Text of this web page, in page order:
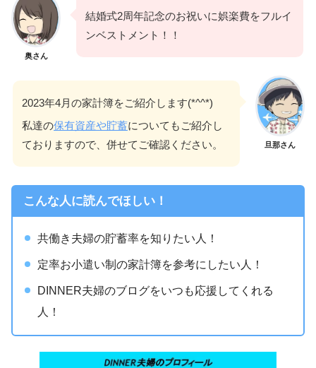
奥さん
結婚式2周年記念のお祝いに娯楽費をフルイ
ンベストメント！！
旦那さん
2023年4月の家計簿をご紹介します(*^^*)
私達の保有資産や貯蓄についてもご紹介し
ておりますので、併せてご確認ください。
こんな人に読んでほしい！
共働き夫婦の貯蓄率を知りたい人！
定率お小遣い制の家計簿を参考にしたい人！
DINNER夫婦のブログをいつも応援してくれる
人！